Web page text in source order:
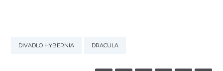
DIVADLO HYBERNIA DRACULA